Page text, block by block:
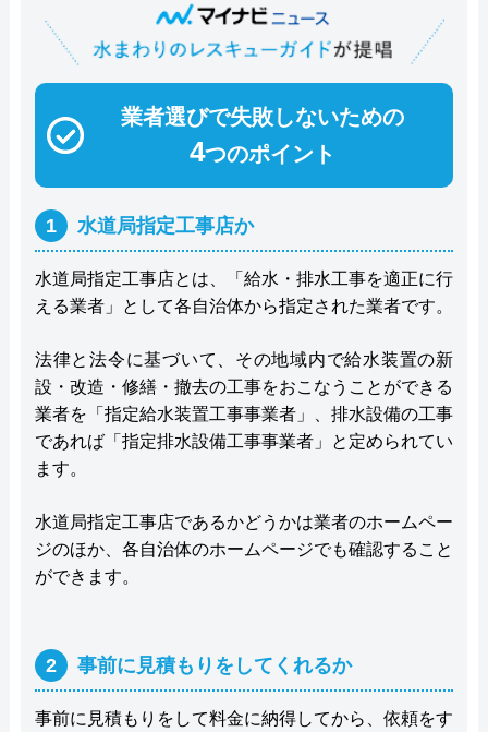
業者選びで失敗しないための
4つのポイント
1 水道局指定工事店か
水道局指定工事店とは、「給水・排水工事を適正に行
える業者」として各自治体から指定された業者です。
法律と法令に基づいて、その地域内で給水装置の新
設・改造・修繕・撤去の工事をおこなうことができる
業者を「指定給水装置工事事業者」、排水設備の工事
であれば「指定排水設備工事事業者」と定められてい
ます。
水道局指定工事店であるかどうかは業者のホームペー
ジのほか、各自治体のホームページでも確認すること
ができます。
2 事前に見積もりをしてくれるか
事前に見積もりをして料金に納得してから、依頼をす